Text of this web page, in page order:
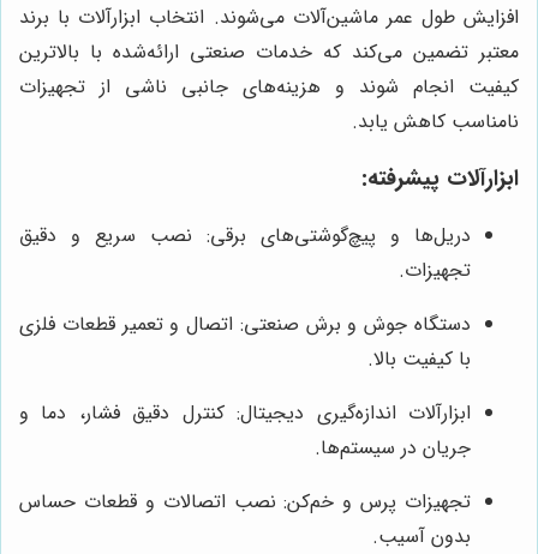
افزایش طول عمر ماشین‌آلات می‌شوند. انتخاب ابزارآلات با برند
معتبر تضمین می‌کند که خدمات صنعتی ارائه‌شده با بالاترین
کیفیت انجام شوند و هزینه‌های جانبی ناشی از تجهیزات
نامناسب کاهش یابد.
ابزارآلات پیشرفته:
دریل‌ها و پیچ‌گوشتی‌های برقی: نصب سریع و دقیق
تجهیزات.
دستگاه جوش و برش صنعتی: اتصال و تعمیر قطعات فلزی
با کیفیت بالا.
ابزارآلات اندازه‌گیری دیجیتال: کنترل دقیق فشار، دما و
جریان در سیستم‌ها.
تجهیزات پرس و خم‌کن: نصب اتصالات و قطعات حساس
بدون آسیب.